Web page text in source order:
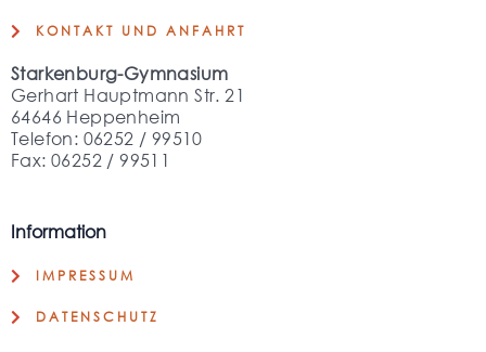
KONTAKT UND ANFAHRT
Starkenburg-Gymnasium
Gerhart Hauptmann Str. 21
64646 Heppenheim
Telefon: 06252 / 99510
Fax: 06252 / 99511
Information
IMPRESSUM
DATENSCHUTZ